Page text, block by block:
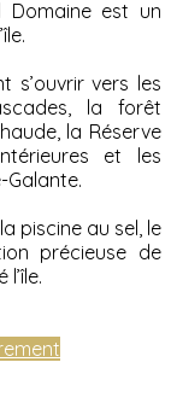
Domaine est un
s’ouvrir vers les
la forêt
la Réserve
et les
Galante.
piscine au sel, le
précieuse de